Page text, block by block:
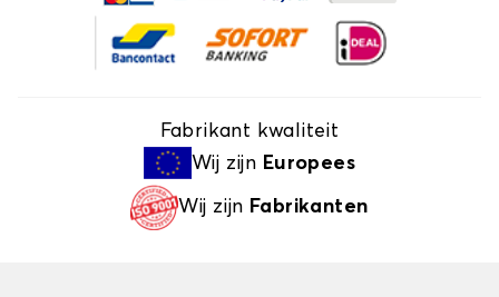
Fabrikant kwaliteit
Wij zijn Europees
Wij zijn Fabrikanten